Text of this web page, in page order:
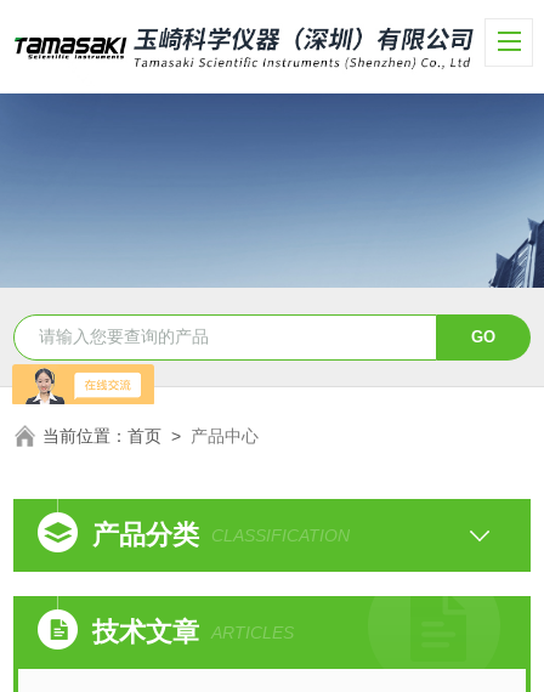
当前位置：首页 > 产品中心
产品分类 CLASSIFICATION
技术文章 ARTICLES